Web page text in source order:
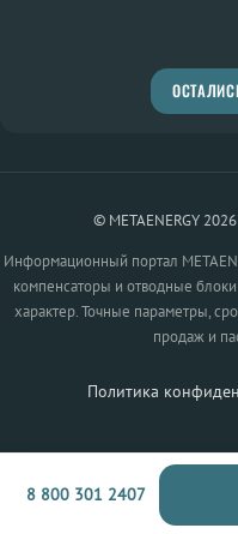
© METAENERGY
Информационный портал
компенсаторы и отводные
характер. Точные параметры,
продаж и
Политика
8 800 301 2407